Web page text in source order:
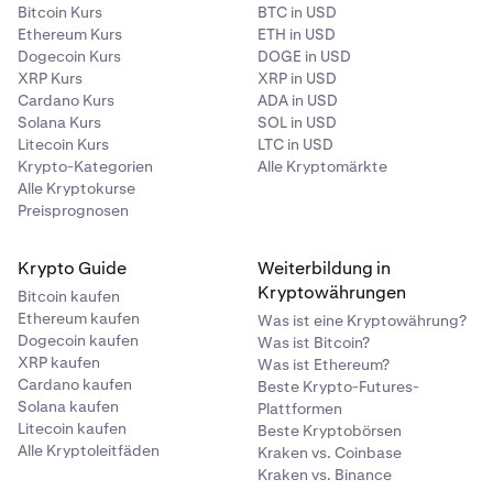
Bitcoin Kurs
Ethereum Kurs
Dogecoin Kurs
XRP Kurs
Cardano Kurs
Solana Kurs
Litecoin Kurs
Krypto-Kategorien
Alle Kryptokurse
Preisprognosen
BTC in USD
ETH in USD
DOGE in USD
XRP in USD
ADA in USD
SOL in USD
LTC in USD
Alle Kryptomärkte
Krypto Guide
Bitcoin kaufen
Ethereum kaufen
Dogecoin kaufen
XRP kaufen
Cardano kaufen
Solana kaufen
Litecoin kaufen
Alle Kryptoleitfäden
Weiterbildung in
Kryptowährungen
Was ist eine Kryptowährung?
Was ist Bitcoin?
Was ist Ethereum?
Beste Krypto-Futures-
Plattformen
Beste Kryptobörsen
Kraken vs. Coinbase
Kraken vs. Binance